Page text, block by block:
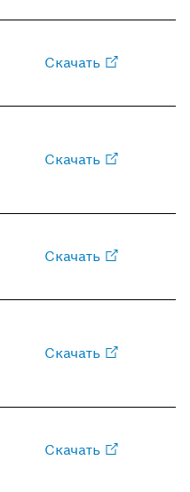
Скачать
Скачать
Скачать
Скачать
Скачать